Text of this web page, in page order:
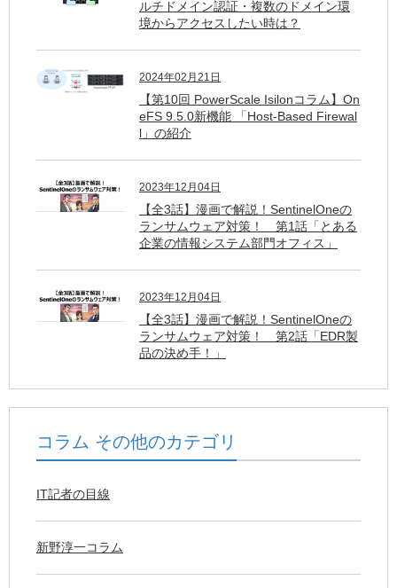
ルチドメイン認証・複数のドメイン環
境からアクセスしたい時は？
2024年02月21日
【第10回 PowerScale Isilonコラム】On
eFS 9.5.0新機能 「Host-Based Firewal
l」の紹介
2023年12月04日
【全3話】漫画で解説！SentinelOneの
ランサムウェア対策！ 第1話「とある
企業の情報システム部門オフィス」
2023年12月04日
【全3話】漫画で解説！SentinelOneの
ランサムウェア対策！ 第2話「EDR製
品の決め手！」
コラム その他のカテゴリ
IT記者の目線
新野淳一コラム